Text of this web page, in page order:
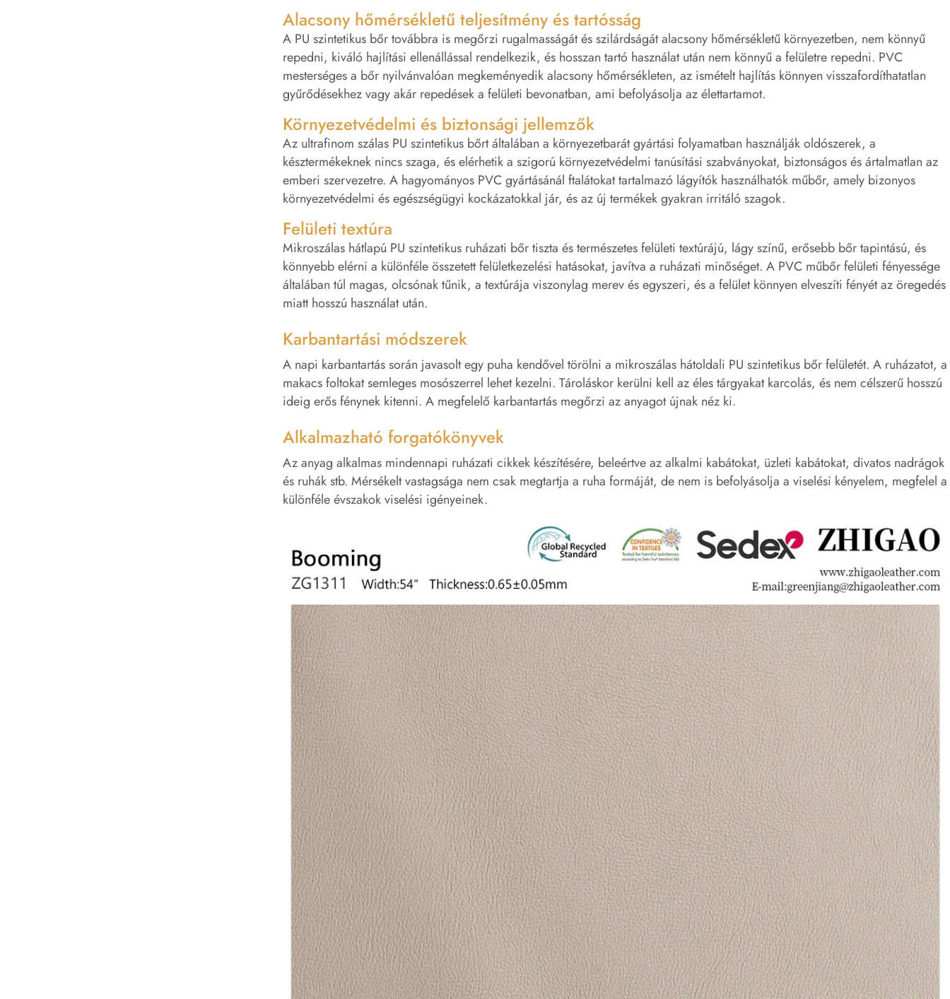
Alacsony hőmérsékletű teljesítmény és tartósság
A PU szintetikus bőr továbbra is megőrzi rugalmasságát és szilárdságát alacsony hőmérsékletű környezetben, nem könnyű
repedni, kiváló hajlítási ellenállással rendelkezik, és hosszan tartó használat után nem könnyű a felületre repedni. PVC
mesterséges a bőr nyilvánvalóan megkeményedik alacsony hőmérsékleten, az ismételt hajlítás könnyen visszafordíthatatlan
gyűrődésekhez vagy akár repedések a felületi bevonatban, ami befolyásolja az élettartamot.
Környezetvédelmi és biztonsági jellemzők
Az ultrafinom szálas PU szintetikus bőrt általában a környezetbarát gyártási folyamatban használják oldószerek, a
késztermékeknek nincs szaga, és elérhetik a szigorú környezetvédelmi tanúsítási szabványokat, biztonságos és ártalmatlan az
emberi szervezetre. A hagyományos PVC gyártásánál ftalátokat tartalmazó lágyítók használhatók műbőr, amely bizonyos
környezetvédelmi és egészségügyi kockázatokkal jár, és az új termékek gyakran irritáló szagok.
Felületi textúra
Mikroszálas hátlapú PU szintetikus ruházati bőr tiszta és természetes felületi textúrájú, lágy színű, erősebb bőr tapintású, és
könnyebb elérni a különféle összetett felületkezelési hatásokat, javítva a ruházati minőséget. A PVC műbőr felületi fényessége
általában túl magas, olcsónak tűnik, a textúrája viszonylag merev és egyszeri, és a felület könnyen elveszíti fényét az öregedés
miatt hosszú használat után.
Karbantartási módszerek
A napi karbantartás során javasolt egy puha kendővel törölni a mikroszálas hátoldali PU szintetikus bőr felületét. A ruházatot, a
makacs foltokat semleges mosószerrel lehet kezelni. Tároláskor kerülni kell az éles tárgyakat karcolás, és nem célszerű hosszú
ideig erős fénynek kitenni. A megfelelő karbantartás megőrzi az anyagot újnak néz ki.
Alkalmazható forgatókönyvek
Az anyag alkalmas mindennapi ruházati cikkek készítésére, beleértve az alkalmi kabátokat, üzleti kabátokat, divatos nadrágok
és ruhák stb. Mérsékelt vastagsága nem csak megtartja a ruha formáját, de nem is befolyásolja a viselési kényelem, megfelel a
különféle évszakok viselési igényeinek.